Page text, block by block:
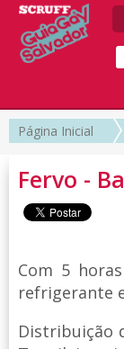
Página Inicial
Fervo -
Com 5
refrigerante
Distribuição